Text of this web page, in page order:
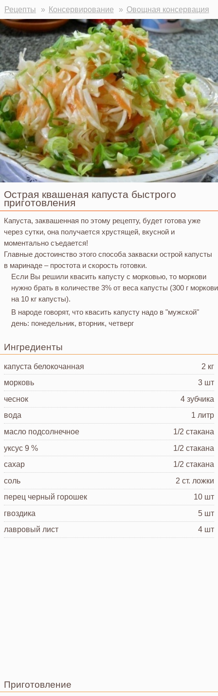
Рецепты Консервирование Овощная консервация
Острая квашеная капуста быстрого
приготовления
Капуста, заквашенная по этому рецепту, будет готова уже
через сутки, она получается хрустящей, вкусной и
моментально съедается!
Главные достоинство этого способа закваски острой капусты
в маринаде – простота и скорость готовки.
Если Вы решили квасить капусту с морковью, то моркови
нужно брать в количестве 3% от веса капусты (300 г моркови
на 10 кг капусты).
В народе говорят, что квасить капусту надо в "мужской"
день: понедельник, вторник, четверг
Ингредиенты
капуста белокочанная
2 кг
морковь
3 шт
чеснок
4 зубчика
вода
1 литр
масло подсолнечное
1/2 стакана
уксус 9 %
1/2 стакана
сахар
1/2 стакана
соль
2 ст. ложки
перец черный горошек
10 шт
гвоздика
5 шт
лавровый лист
4 шт
Приготовление